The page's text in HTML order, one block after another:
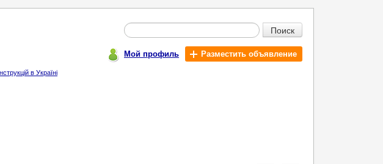
Поиск
Мой профиль Разместить объявление
в Україні